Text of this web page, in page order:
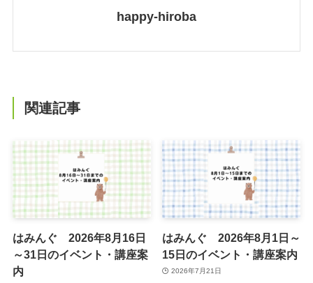
happy-hiroba
関連記事
はみんぐ 2026年8月16日
～31日のイベント・講座案
内
はみんぐ 2026年8月1日～
15日のイベント・講座案内
2026年7月21日